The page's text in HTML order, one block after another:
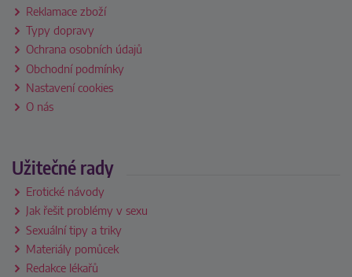
Reklamace zboží
Typy dopravy
Ochrana osobních údajů
Obchodní podmínky
Nastavení cookies
O nás
Užitečné rady
Erotické návody
Jak řešit problémy v sexu
Sexuální tipy a triky
Materiály pomůcek
Redakce lékařů